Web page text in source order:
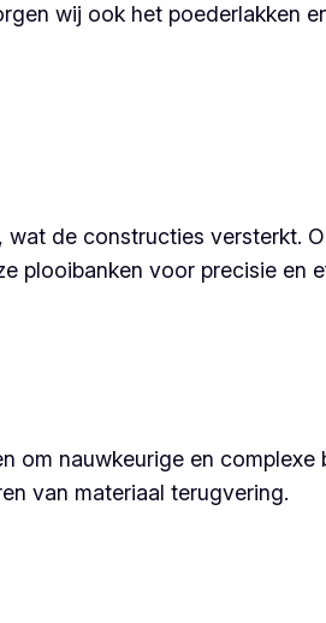
wij ook het poederlakken
de constructies versterkt.
plooibanken voor precisie en
om nauwkeurige en complexe
van materiaal terugvering.